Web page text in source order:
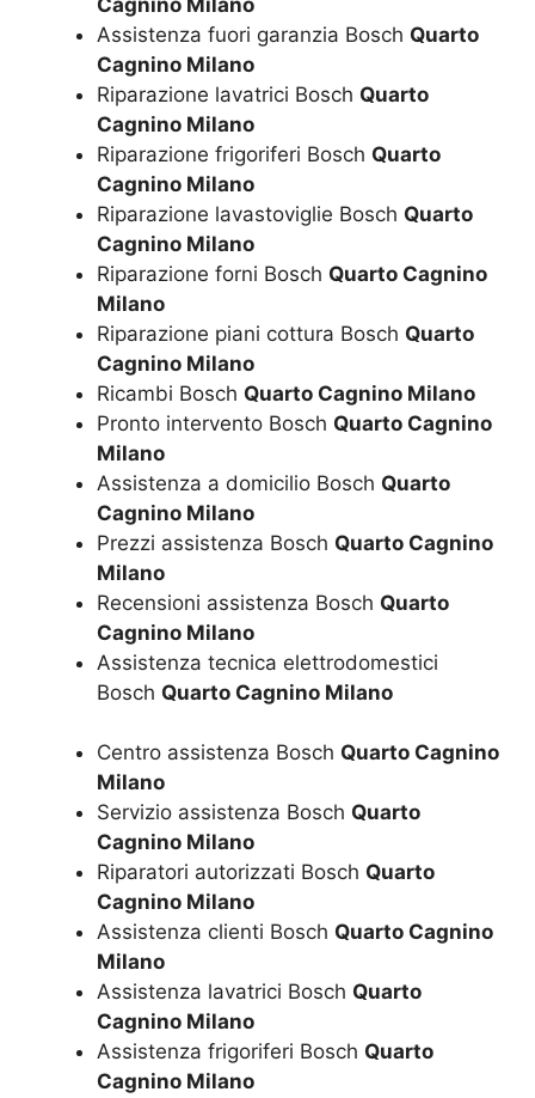
Assistenza fuori garanzia Bosch Quarto
Cagnino Milano
Riparazione lavatrici Bosch Quarto
Cagnino Milano
Riparazione frigoriferi Bosch Quarto
Cagnino Milano
Riparazione lavastoviglie Bosch Quarto
Cagnino Milano
Riparazione forni Bosch Quarto Cagnino
Milano
Riparazione piani cottura Bosch Quarto
Cagnino Milano
Ricambi Bosch Quarto Cagnino Milano
Pronto intervento Bosch Quarto Cagnino
Milano
Assistenza a domicilio Bosch Quarto
Cagnino Milano
Prezzi assistenza Bosch Quarto Cagnino
Milano
Recensioni assistenza Bosch Quarto
Cagnino Milano
Assistenza tecnica elettrodomestici
Bosch Quarto Cagnino Milano
Centro assistenza Bosch Quarto Cagnino
Milano
Servizio assistenza Bosch Quarto
Cagnino Milano
Riparatori autorizzati Bosch Quarto
Cagnino Milano
Assistenza clienti Bosch Quarto Cagnino
Milano
Assistenza lavatrici Bosch Quarto
Cagnino Milano
Assistenza frigoriferi Bosch Quarto
Cagnino Milano